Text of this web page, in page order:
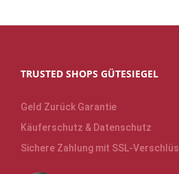
TRUSTED SHOPS GÜTESIEGEL
Geld Zurück Garantie
Käuferschutz & Datenschutz
Sichere Zahlung mit SSL-